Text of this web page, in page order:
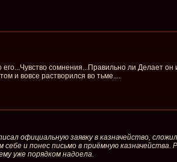
сомнения...Правильно ли Делает
и вовсе растворился во тьме....
официальную заявку в казначейство,
и понес письмо в приёмную
уже порядком надоела.